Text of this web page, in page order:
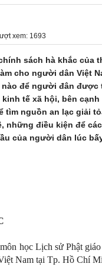
xem: 1693
sách hà khắc của
cho người dân Việt
nào để người đân
tế xã hội, bên
tìm nguồn an lạc giải
những điều kiện để
của người dân lúc
học Lịch sử Phật
Nam tại Tp. Hồ Chí